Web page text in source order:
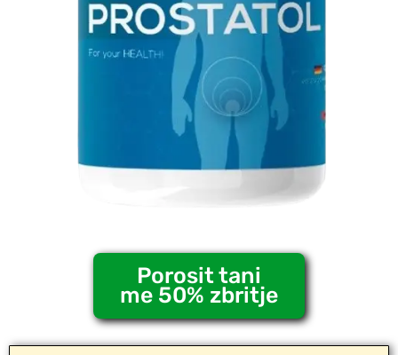
Porosit tani
me 50% zbritje